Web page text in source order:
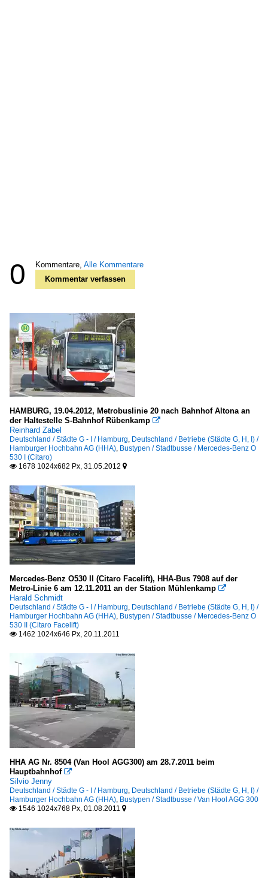
0 Kommentare, Alle Kommentare
Kommentar verfassen
HAMBURG, 19.04.2012, Metrobuslinie 20 nach Bahnhof Altona an
der Haltestelle S-Bahnhof Rübenkamp 
Reinhard Zabel
Deutschland / Städte G - I / Hamburg, Deutschland / Betriebe (Städte G, H, I) /
Hamburger Hochbahn AG (HHA), Bustypen / Stadtbusse / Mercedes-Benz O
530 I (Citaro)
 1678 1024x682 Px, 31.05.2012 
Mercedes-Benz O530 II (Citaro Facelift), HHA-Bus 7908 auf der
Metro-Linie 6 am 12.11.2011 an der Station Mühlenkamp 
Harald Schmidt
Deutschland / Städte G - I / Hamburg, Deutschland / Betriebe (Städte G, H, I) /
Hamburger Hochbahn AG (HHA), Bustypen / Stadtbusse / Mercedes-Benz O
530 II (Citaro Facelift)
 1462 1024x646 Px, 20.11.2011
HHA AG Nr. 8504 (Van Hool AGG300) am 28.7.2011 beim
Hauptbahnhof 
Silvio Jenny
Deutschland / Städte G - I / Hamburg, Deutschland / Betriebe (Städte G, H, I) /
Hamburger Hochbahn AG (HHA), Bustypen / Stadtbusse / Van Hool AGG 300
 1546 1024x768 Px, 01.08.2011 